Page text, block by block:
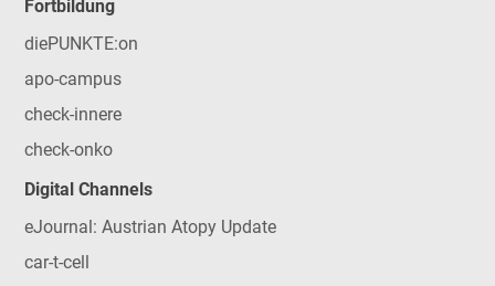
Fortbildung
diePUNKTE:on
apo-campus
check-innere
check-onko
Digital Channels
eJournal: Austrian Atopy Update
car-t-cell